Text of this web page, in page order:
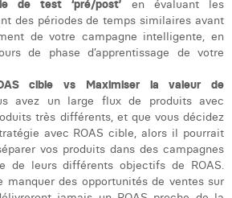
de test ‘pré/post’ en évaluant les
des périodes de temps similaires avant
de votre campagne intelligente, en
de phase d’apprentissage de votre
cible vs Maximiser la valeur de
avez un large flux de produits avec
très différents, et que vous décidez
avec ROAS cible, alors il pourrait
vos produits dans des campagnes
de leurs différents objectifs de ROAS.
manquer des opportunités de ventes sur